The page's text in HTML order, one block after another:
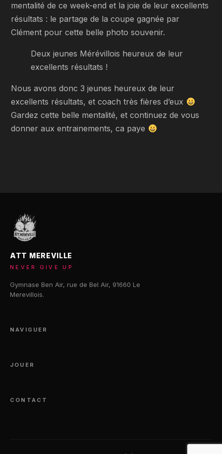
mentalité de ce week-end et la joie de leur excellents
résultats : le partage de la coupe gagnée par
Clément pour cette belle photo souvenir.
Deux jeunes Mérévillois heureux de leur
excellents résultats !
Nous avons donc 3 jeunes heureux de leur
excellents résultats, et coach très fières d’eux
Gardez cette belle mentalité, et continuez de vous
donner aux entrainements, ca paye
ATT MEREVILLE
NEVER GIVE UP
Gymnase Ben Air, rue de Bel Air, 91660 Le
Merevillois.
NAVIGUER
JOUER
CONTACT